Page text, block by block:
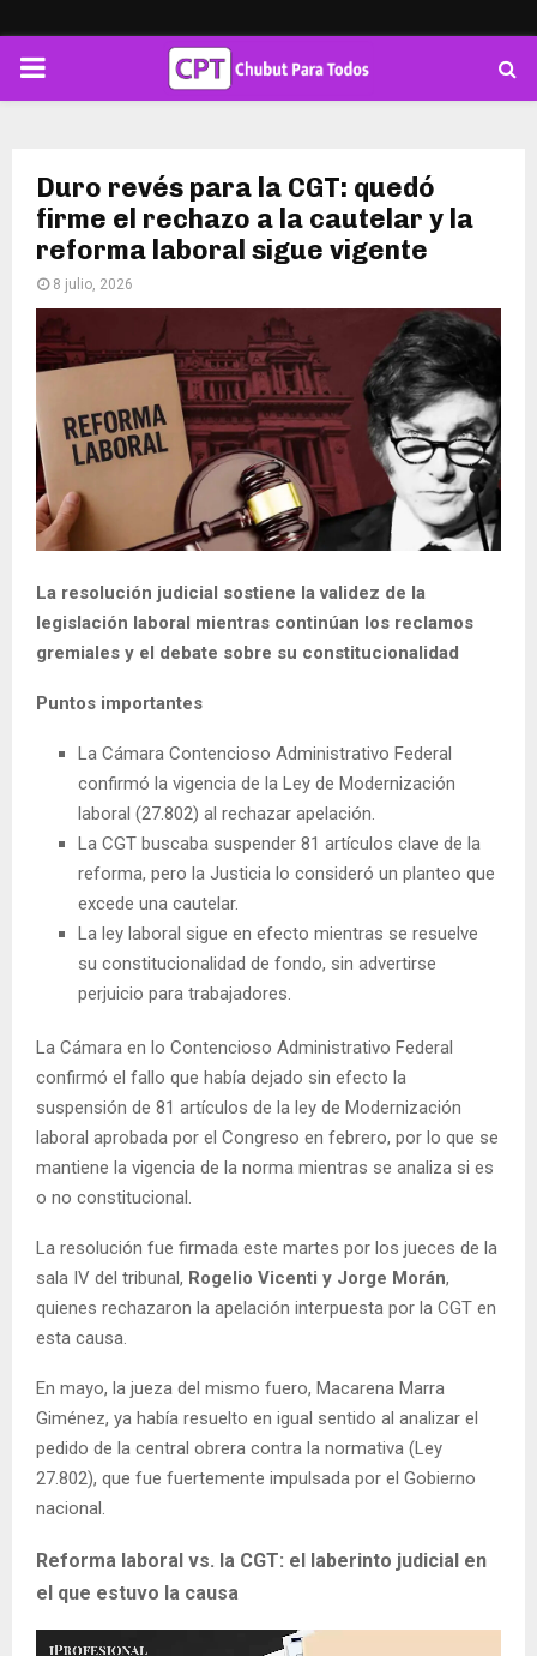
PRIMARY
Duro revés para la CGT: quedó
firme el rechazo a la cautelar y la
reforma laboral sigue vigente
8 julio, 2026
La resolución judicial sostiene la validez de la
legislación laboral mientras continúan los reclamos
gremiales y el debate sobre su constitucionalidad
Puntos importantes
La Cámara Contencioso Administrativo Federal
confirmó la vigencia de la Ley de Modernización
laboral (27.802) al rechazar apelación.
La CGT buscaba suspender 81 artículos clave de la
reforma, pero la Justicia lo consideró un planteo que
excede una cautelar.
La ley laboral sigue en efecto mientras se resuelve
su constitucionalidad de fondo, sin advertirse
perjuicio para trabajadores.
La Cámara en lo Contencioso Administrativo Federal
confirmó el fallo que había dejado sin efecto la
suspensión de 81 artículos de la ley de Modernización
laboral aprobada por el Congreso en febrero, por lo que se
mantiene la vigencia de la norma mientras se analiza si es
o no constitucional.
La resolución fue firmada este martes por los jueces de la
sala IV del tribunal, Rogelio Vicenti y Jorge Morán,
quienes rechazaron la apelación interpuesta por la CGT en
esta causa.
En mayo, la jueza del mismo fuero, Macarena Marra
Giménez, ya había resuelto en igual sentido al analizar el
pedido de la central obrera contra la normativa (Ley
27.802), que fue fuertemente impulsada por el Gobierno
nacional.
Reforma laboral vs. la CGT: el laberinto judicial en
el que estuvo la causa